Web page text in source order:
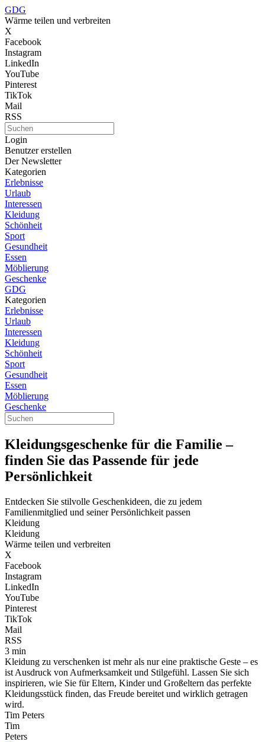
GDG
Wärme teilen und verbreiten
X
Facebook
Instagram
LinkedIn
YouTube
Pinterest
TikTok
Mail
RSS
Login
Benutzer erstellen
Der Newsletter
Kategorien
Erlebnisse
Urlaub
Interessen
Kleidung
Schönheit
Sport
Gesundheit
Essen
Möblierung
Geschenke
GDG
Kategorien
Erlebnisse
Urlaub
Interessen
Kleidung
Schönheit
Sport
Gesundheit
Essen
Möblierung
Geschenke
Kleidungsgeschenke für die Familie –
finden Sie das Passende für jede
Persönlichkeit
Entdecken Sie stilvolle Geschenkideen, die zu jedem
Familienmitglied und seiner Persönlichkeit passen
Kleidung
Kleidung
Wärme teilen und verbreiten
X
Facebook
Instagram
LinkedIn
YouTube
Pinterest
TikTok
Mail
RSS
3 min
Kleidung zu verschenken ist mehr als nur eine praktische Geste – es
ist Ausdruck von Aufmerksamkeit und Stilgefühl. Lassen Sie sich
inspirieren, wie Sie für Eltern, Kinder und Großeltern das perfekte
Kleidungsstück finden, das Freude bereitet und wirklich getragen
wird.
Tim Peters
Tim
Peters